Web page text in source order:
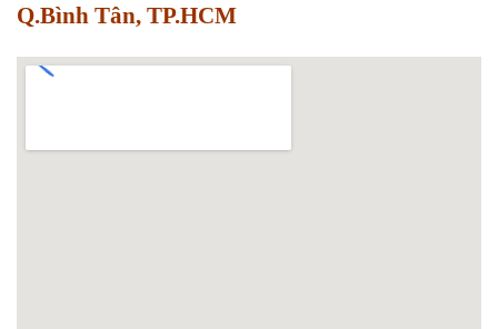
Q.Bình Tân, TP.HCM